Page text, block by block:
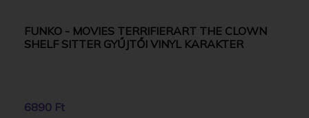
FUNKO - MOVIES TERRIFIERART THE CLOWN
SHELF SITTER GYŰJTŐI VINYL KARAKTER
6890 Ft